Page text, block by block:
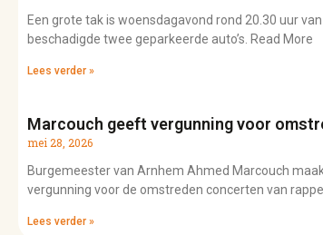
Een grote tak is woensdagavond rond 20.30 uur
beschadigde twee geparkeerde auto’s. Read More
Lees verder »
Marcouch geeft vergunning voor
mei 28, 2026
Burgemeester van Arnhem Ahmed Marcouch
vergunning voor de omstreden concerten van rapper
Lees verder »